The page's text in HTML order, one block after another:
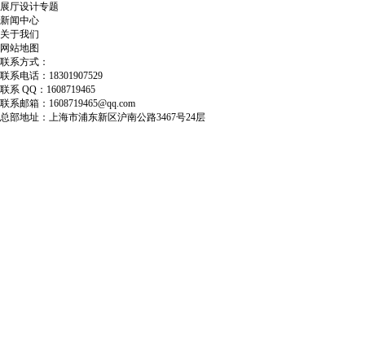
展厅设计专题
新闻中心
关于我们
网站地图
联系方式：
联系电话：18301907529
联系 QQ：1608719465
联系邮箱：1608719465@qq.com
总部地址：上海市浦东新区沪南公路3467号24层